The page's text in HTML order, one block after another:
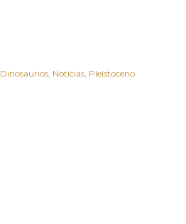
Dinosaurios Noticias Pleistoceno